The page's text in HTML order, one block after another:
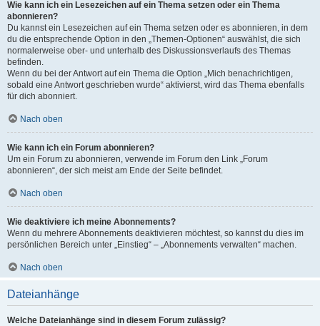
Wie kann ich ein Lesezeichen auf ein Thema setzen oder ein Thema
abonnieren?
Du kannst ein Lesezeichen auf ein Thema setzen oder es abonnieren, in dem
du die entsprechende Option in den „Themen-Optionen“ auswählst, die sich
normalerweise ober- und unterhalb des Diskussionsverlaufs des Themas
befinden.
Wenn du bei der Antwort auf ein Thema die Option „Mich benachrichtigen,
sobald eine Antwort geschrieben wurde“ aktivierst, wird das Thema ebenfalls
für dich abonniert.
Nach oben
Wie kann ich ein Forum abonnieren?
Um ein Forum zu abonnieren, verwende im Forum den Link „Forum
abonnieren“, der sich meist am Ende der Seite befindet.
Nach oben
Wie deaktiviere ich meine Abonnements?
Wenn du mehrere Abonnements deaktivieren möchtest, so kannst du dies im
persönlichen Bereich unter „Einstieg“ – „Abonnements verwalten“ machen.
Nach oben
Dateianhänge
Welche Dateianhänge sind in diesem Forum zulässig?